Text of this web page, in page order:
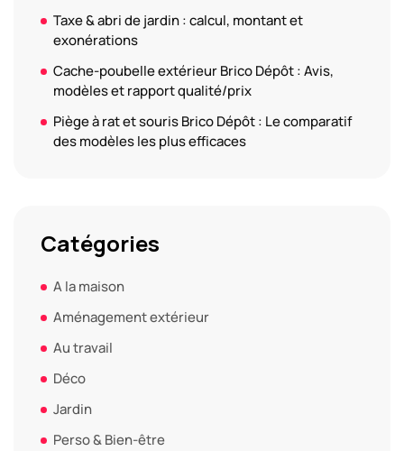
Taxe & abri de jardin : calcul, montant et
exonérations
Cache-poubelle extérieur Brico Dépôt : Avis,
modèles et rapport qualité/prix
Piège à rat et souris Brico Dépôt : Le comparatif
des modèles les plus efficaces
Catégories
A la maison
Aménagement extérieur
Au travail
Déco
Jardin
Perso & Bien-être